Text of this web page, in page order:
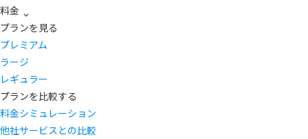
料金
プランを見る
プレミアム
ラージ
レギュラー
プランを比較する
料金シミュレーション
他社サービスとの比較